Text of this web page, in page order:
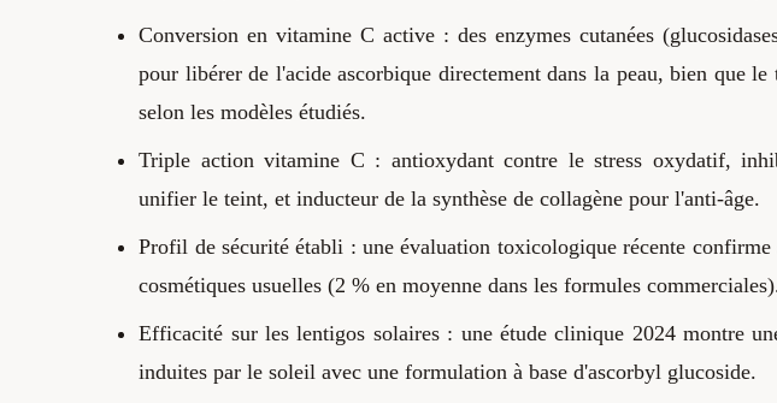
Conversion en vitamine C active : des enzymes cutanées
pour libérer de l'acide ascorbique directement dans la peau, bien que
selon les modèles étudiés.
Triple action vitamine C : antioxydant contre le stress oxydatif,
unifier le teint, et inducteur de la synthèse de collagène pour l'anti-âge.
Profil de sécurité établi : une évaluation toxicologique récente
cosmétiques usuelles (2 % en moyenne dans les formules
Efficacité sur les lentigos solaires : une étude clinique 2024 montre
induites par le soleil avec une formulation à base d'ascorbyl glucoside.